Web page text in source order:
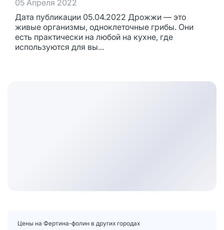
05 Апреля 2022
Дата публикации 05.04.2022 Дрожжи — это
живые организмы, одноклеточные грибы. Они
есть практически на любой на кухне, где
используются для вы...
Цены на Фертина-фолин в других городах